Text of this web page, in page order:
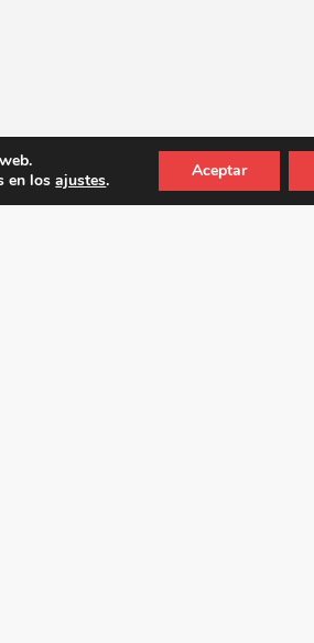
en losajustes. Aceptar